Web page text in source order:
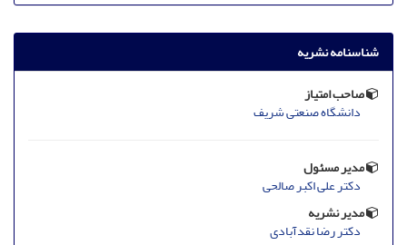
شناسنامه نشریه
صاحب امتیاز
دانشگاه صنعتی شریف
مدیر مسئول
دکتر علی اکبر صالحی
مدیر نشریه
دکتر رضا نقدآبادی